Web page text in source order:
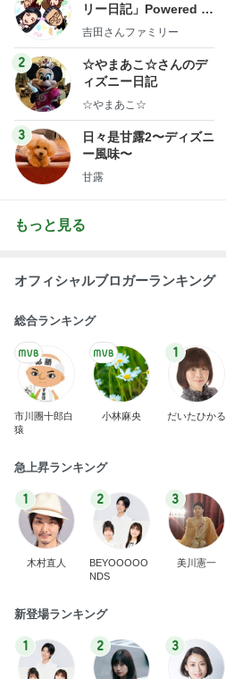
リー日記」Powered b
y Ameba 吉田さんファ
ログ
吉田さんファミリー
2
☆やまあこ☆さんのデ
ィズニー日記
☆やまあこ☆
3
日々是甘露2〜ディズニ
ー風味〜
甘露
もっと見る
オフィシャルブロガーランキング
総合ランキング
市川團十郎白
猿
小林麻央
1
だいたひかる
急上昇ランキング
1
木村直人
2
BEYOOOOO
NDS
3
美川憲一
新登場ランキング
1 2 3